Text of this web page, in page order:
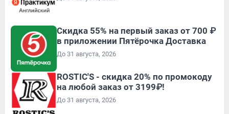
Скидка 55% на первый заказ от 700 ₽
в приложении Пятёрочка Доставка
До 31 августа, 2026
ROSTIC'S - скидка 20% по промокоду
на любой заказ от 3199₽!
До 31 августа, 2026